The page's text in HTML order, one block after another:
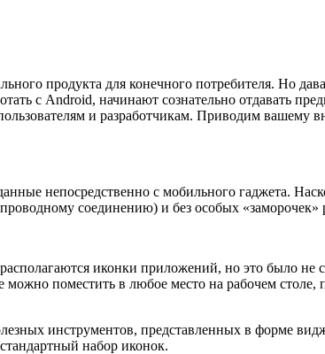
продукта для конечного потребителя. Но
с Android, начинают сознательно отдавать
и разработчикам. Приводим вашему
непосредственно с мобильного гаджета.
соединению) и без особых «заморочек»
иконки приложений, но это было не
поместить в любое место на рабочем
инструментов, представленных в форме
набор иконок.